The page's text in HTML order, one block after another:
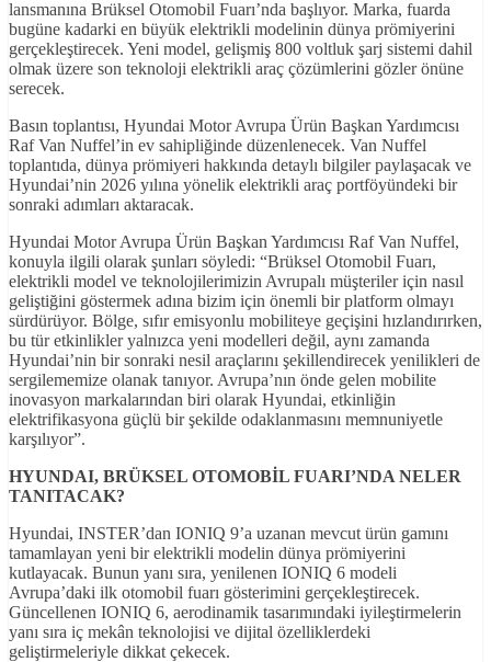
lansmanına Brüksel Otomobil Fuarı’nda başlıyor. Marka, fuarda
bugüne kadarki en büyük elektrikli modelinin dünya prömiyerini
gerçekleştirecek. Yeni model, gelişmiş 800 voltluk şarj sistemi dahil
olmak üzere son teknoloji elektrikli araç çözümlerini gözler önüne
serecek.
Basın toplantısı, Hyundai Motor Avrupa Ürün Başkan Yardımcısı
Raf Van Nuffel’in ev sahipliğinde düzenlenecek. Van Nuffel
toplantıda, dünya prömiyeri hakkında detaylı bilgiler paylaşacak ve
Hyundai’nin 2026 yılına yönelik elektrikli araç portföyündeki bir
sonraki adımları aktaracak.
Hyundai Motor Avrupa Ürün Başkan Yardımcısı Raf Van Nuffel,
konuyla ilgili olarak şunları söyledi: “Brüksel Otomobil Fuarı,
elektrikli model ve teknolojilerimizin Avrupalı müşteriler için nasıl
geliştiğini göstermek adına bizim için önemli bir platform olmayı
sürdürüyor. Bölge, sıfır emisyonlu mobiliteye geçişini hızlandırırken,
bu tür etkinlikler yalnızca yeni modelleri değil, aynı zamanda
Hyundai’nin bir sonraki nesil araçlarını şekillendirecek yenilikleri de
sergilememize olanak tanıyor. Avrupa’nın önde gelen mobilite
inovasyon markalarından biri olarak Hyundai, etkinliğin
elektrifikasyona güçlü bir şekilde odaklanmasını memnuniyetle
karşılıyor”.
HYUNDAI, BRÜKSEL OTOMOBİL FUARI’NDA NELER
TANITACAK?
Hyundai, INSTER’dan IONIQ 9’a uzanan mevcut ürün gamını
tamamlayan yeni bir elektrikli modelin dünya prömiyerini
kutlayacak. Bunun yanı sıra, yenilenen IONIQ 6 modeli
Avrupa’daki ilk otomobil fuarı gösterimini gerçekleştirecek.
Güncellenen IONIQ 6, aerodinamik tasarımındaki iyileştirmelerin
yanı sıra iç mekân teknolojisi ve dijital özelliklerdeki
geliştirmeleriyle dikkat çekecek.